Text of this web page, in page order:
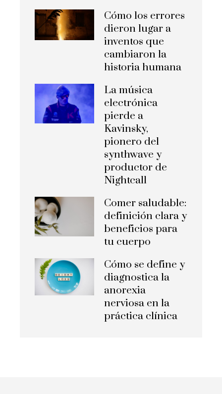
Cómo los errores
dieron lugar a
inventos que
cambiaron la
historia humana
La música
electrónica
pierde a
Kavinsky,
pionero del
synthwave y
productor de
Nightcall
Comer saludable:
definición clara y
beneficios para
tu cuerpo
Cómo se define y
diagnostica la
anorexia
nerviosa en la
práctica clínica